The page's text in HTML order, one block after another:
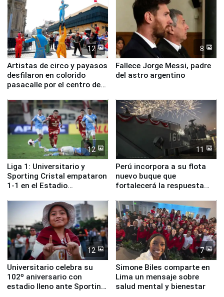
12
Artistas de circo y payasos
desfilaron en colorido
pasacalle por el centro de
8
Fallece Jorge Messi, padre
del astro argentino
12
Liga 1: Universitario y
Sporting Cristal empataron
1-1 en el Estadio
11
Perú incorpora a su flota
nuevo buque que
fortalecerá la respuesta
12
Universitario celebra su
102º aniversario con
estadio lleno ante Sporting
7
Simone Biles comparte en
Lima un mensaje sobre
salud mental y bienestar